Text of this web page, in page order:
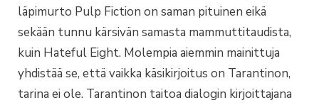
läpimurto Pulp Fiction on saman pituinen eikä
sekään tunnu kärsivän samasta mammuttitaudista,
kuin Hateful Eight. Molempia aiemmin mainittuja
yhdistää se, että vaikka käsikirjoitus on Tarantinon,
tarina ei ole. Tarantinon taitoa dialogin kirjoittajana